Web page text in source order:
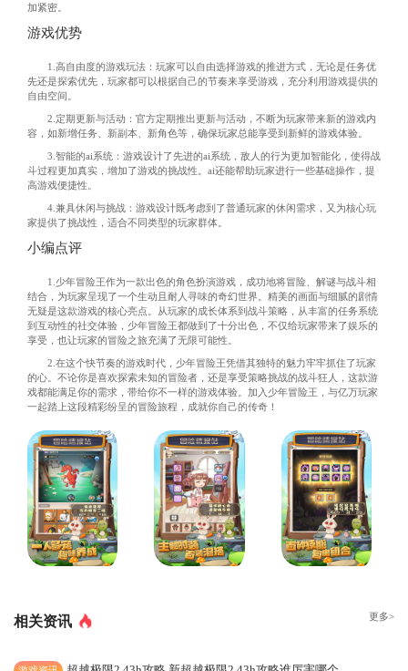
加紧密。
游戏优势
1.高自由度的游戏玩法：玩家可以自由选择游戏的推进方式，无论是任务优
先还是探索优先，玩家都可以根据自己的节奏来享受游戏，充分利用游戏提供的
自由空间。
2.定期更新与活动：官方定期推出更新与活动，不断为玩家带来新的游戏内
容，如新增任务、新副本、新角色等，确保玩家总能享受到新鲜的游戏体验。
3.智能的ai系统：游戏设计了先进的ai系统，敌人的行为更加智能化，使得战
斗过程更加真实，增加了游戏的挑战性。ai还能帮助玩家进行一些基础操作，提
高游戏便捷性。
4.兼具休闲与挑战：游戏设计既考虑到了普通玩家的休闲需求，又为核心玩
家提供了挑战性，适合不同类型的玩家群体。
小编点评
1.少年冒险王作为一款出色的角色扮演游戏，成功地将冒险、解谜与战斗相
结合，为玩家呈现了一个生动且耐人寻味的奇幻世界。精美的画面与细腻的剧情
无疑是这款游戏的核心亮点。从玩家的成长体系到战斗策略，从丰富的任务系统
到互动性的社交体验，少年冒险王都做到了十分出色，不仅给玩家带来了娱乐的
享受，也让玩家的冒险之旅充满了无限可能性。
2.在这个快节奏的游戏时代，少年冒险王凭借其独特的魅力牢牢抓住了玩家
的心。不论你是喜欢探索未知的冒险者，还是享受策略挑战的战斗狂人，这款游
戏都能满足你的需求，带给你不一样的游戏体验。加入少年冒险王，与亿万玩家
一起踏上这段精彩纷呈的冒险旅程，成就你自己的传奇！
相关资讯 更多>